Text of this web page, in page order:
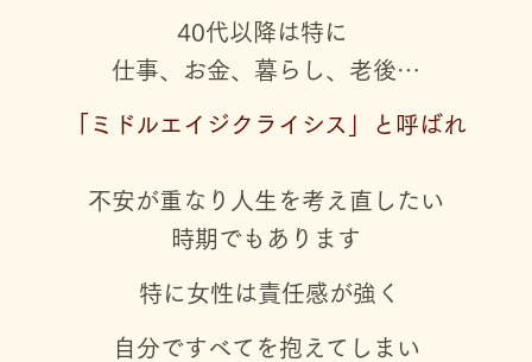
40代以降は特に
仕事、お金、暮らし、老後…
「ミドルエイジクライシス」 と呼ばれ
不安が重なり 人生を考え直したい
時期でもあります
特に女性は責任感が強く
自分ですべてを抱えてしまい